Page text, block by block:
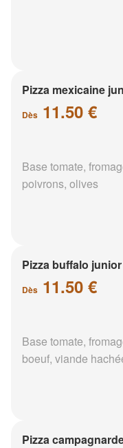
Pizza mexicaine
Dès 11.50 €
Base tomate,
poivrons, olives
Pizza buffalo junior
Dès 11.50 €
Base tomate,
boeuf, viande
Pizza